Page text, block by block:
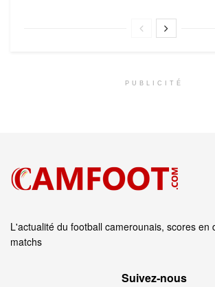
PUBLICITÉ
L'actualité du football camerounais, scores en
matchs
Suivez‑nous